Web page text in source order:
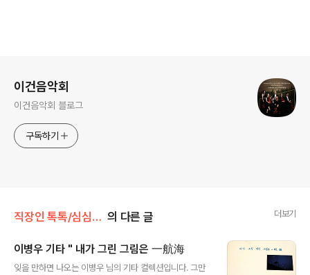
이건음악회
이건음악회 블로그
구독하기
직장인 톡톡/심심타파! 의 다른 글 더보기
이병우 기타 " 내가 그린 그림은 一航海
잊을 만하면 나오는 이병우 님의 기타 컬렉션입니다. 그만